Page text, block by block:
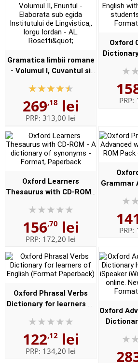
Gramatica limbii romane
- Volumul I, Cuvantul si
Elaborata sub egida
Institutului de
Lingvistica,,...
269,18 lei
PRP: 313,00 lei
Oxford
For
PRP:
Oxford Learners
Thesaurus with CD-ROM -
- Format, Paperback
156,70 lei
PRP: 172,20 lei
Grammar
PRP:
Oxford Phrasal Verbs
Dictionary for learners of
Paperback)
122,12lei
PRP: 134,20 lei
Oxford
DVD and